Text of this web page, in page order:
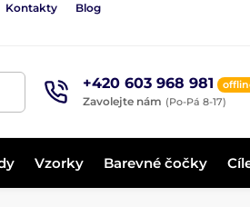
Kontakty
Blog
+420 603 968 981
Zavolejte nám (Po-Pá 8-17)
Vzorky Barevné čočky